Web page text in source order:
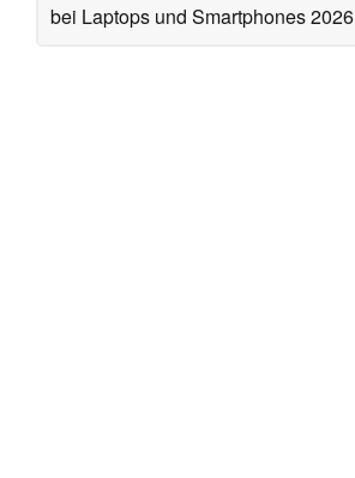
bei Laptops und Smartphones 2026